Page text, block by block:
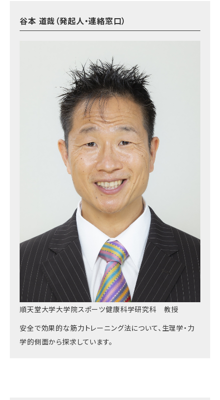
谷本 道哉（発起人・連絡窓口）
順天堂大学大学院スポーツ健康科学研究科 教授
安全で効果的な筋力トレーニング法について、生理学・力
学的側面から探求しています。